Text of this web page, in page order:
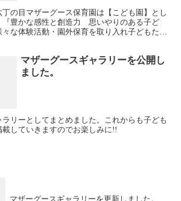
の目マザーグース保育園は【こども園】とし
『豊かな感性と創造力 思いやりのある子ど
な体験活動・園外保育を取り入れ子どもたち
マザーグースギャラリーを公開し
ました。
リーとしてまとめました。これからも子ども
していきますのでお楽しみに!!
マザーグースギャラリーを更新しました。